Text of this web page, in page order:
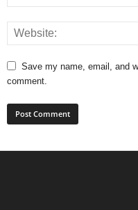
Save my name, email, and
comment.